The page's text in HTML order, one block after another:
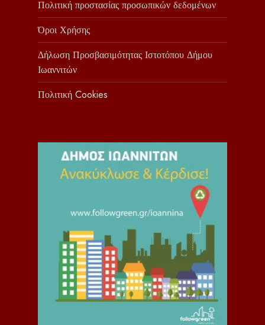
Πολιτική προστασίας προσωπικών δεδομένων
Όροι Χρήσης
Δήλωση Προσβασιμότητας Ιστοτόπου Δήμου
Ιωαννιτών
Πολιτική Cookies